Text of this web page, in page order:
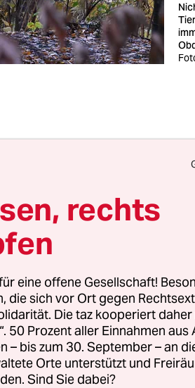
am Mittwoch
Bezirken,
zusammen
zu erarbeiten.
erklärte
„Wir wollen das
werden“, sagte sie.
der von
2016 – neuere Zahlen
ordnungsrechtlich
rechts
eine offene Gesellschaft!
die sich vor Ort gegen
Die taz kooperiert daher
50 Prozent aller Einnahmen aus
– bis zum 30. September – an
Orte unterstützt und
Sind Sie dabei?